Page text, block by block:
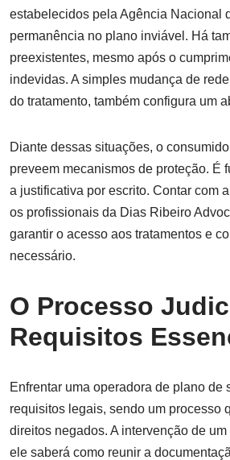
estabelecidos pela Agência Nacional
permanência no plano inviável. Há
preexistentes, mesmo após o
indevidas. A simples mudança de
do tratamento, também configura um
Diante dessas situações, o
preveem mecanismos de proteção. É
a justificativa por escrito. Contar com
os profissionais da Dias Ribeiro
garantir o acesso aos tratamentos e
necessário.
O Processo
Requisitos
Enfrentar uma operadora de plano
requisitos legais, sendo um processo
direitos negados. A intervenção de um
ele saberá como reunir a